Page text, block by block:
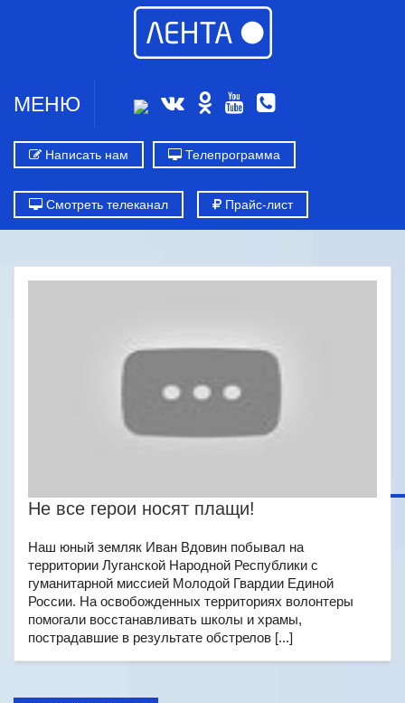
МЕНЮ
Написать нам Телепрограмма
Смотреть телеканал Прайс-лист
Не все герои носят плащи!
Наш юный земляк Иван Вдовин побывал на
территории Луганской Народной Республики с
гуманитарной миссией Молодой Гвардии Единой
России. На освобожденных территориях волонтеры
помогали восстанавливать школы и храмы,
пострадавшие в результате обстрелов [...]